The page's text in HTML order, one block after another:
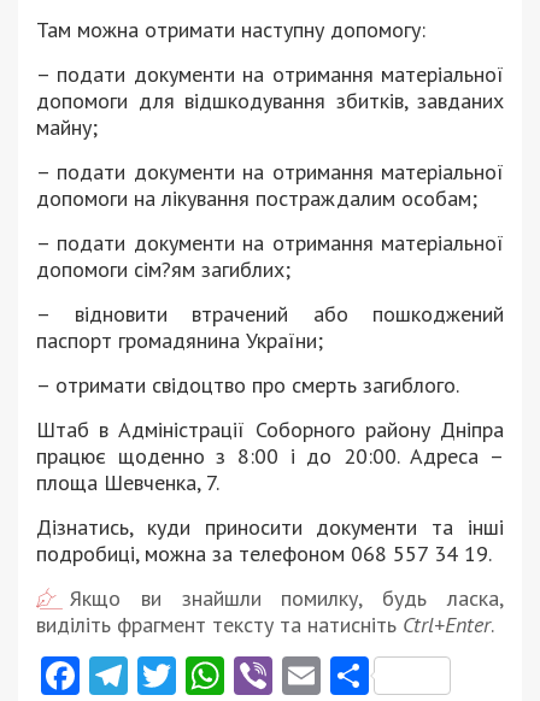
Там можна отримати наступну допомогу:
– подати документи на отримання матеріальної
допомоги для відшкодування збитків, завданих
майну;
– подати документи на отримання матеріальної
допомоги на лікування постраждалим особам;
– подати документи на отримання матеріальної
допомоги сім?ям загиблих;
– відновити втрачений або пошкоджений
паспорт громадянина України;
– отримати свідоцтво про смерть загиблого.
Штаб в Адміністрації Соборного району Дніпра
працює щоденно з 8:00 і до 20:00. Адреса –
площа Шевченка, 7.
Дізнатись, куди приносити документи та інші
подробиці, можна за телефоном 068 557 34 19.
Якщо ви знайшли помилку, будь ласка,
виділіть фрагмент тексту та натисніть Ctrl+Enter.
Facebook
Telegram
Twitter
WhatsApp
ViberEmail